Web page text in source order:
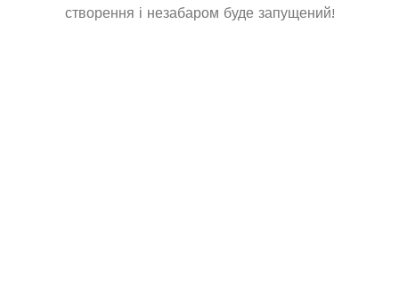
створення і незабаром буде запущений!